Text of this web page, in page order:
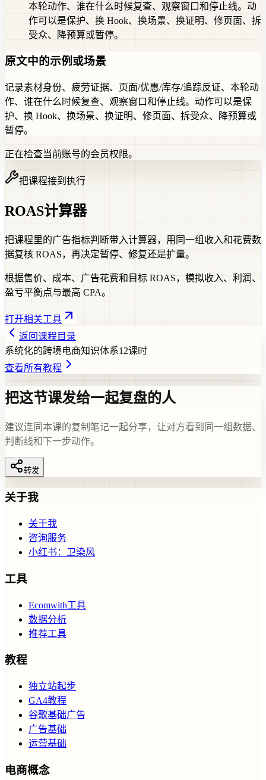
本轮动作、谁在什么时候复查、观察窗口和停止线。动
作可以是保护、换 Hook、换场景、换证明、修页面、拆
受众、降预算或暂停。
原文中的示例或场景
记录素材身份、疲劳证据、页面/优惠/库存/追踪反证、本轮动
作、谁在什么时候复查、观察窗口和停止线。动作可以是保
护、换 Hook、换场景、换证明、修页面、拆受众、降预算或
暂停。
正在检查当前账号的会员权限。
把课程接到执行
ROAS计算器
把课程里的广告指标判断带入计算器，用同一组收入和花费数
据复核 ROAS，再决定暂停、修复还是扩量。
根据售价、成本、广告花费和目标 ROAS，模拟收入、利润、
盈亏平衡点与最高 CPA。
打开相关工具
返回课程目录
系统化的跨境电商知识体系12课时
查看所有教程
把这节课发给一起复盘的人
建议连同本课的复制笔记一起分享，让对方看到同一组数据、
判断线和下一步动作。
转发
关于我
关于我
咨询服务
小红书：卫染风
工具
Ecomwith工具
数据分析
推荐工具
教程
独立站起步
GA4教程
谷歌基础广告
广告基础
运营基础
电商概念